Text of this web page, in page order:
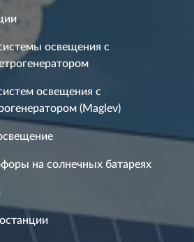
освещения с
освещения с
(Maglev)
на солнечных батареях